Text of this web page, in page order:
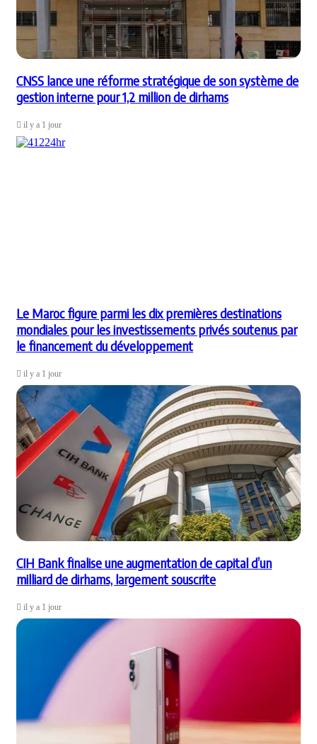
CNSS lance une réforme stratégique de son système de
gestion interne pour 1,2 million de dirhams
il y a 1 jour
Le Maroc figure parmi les dix premières destinations
mondiales pour les investissements privés soutenus par
le financement du développement
il y a 1 jour
CIH Bank finalise une augmentation de capital d’un
milliard de dirhams, largement souscrite
il y a 1 jour